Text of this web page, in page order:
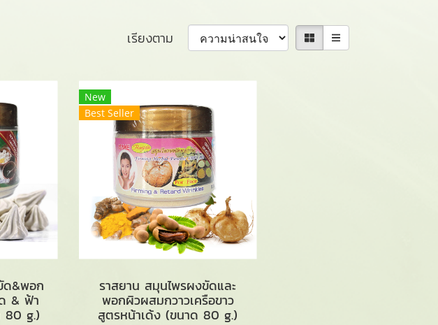
เรียงตาม
ด&พอก
& ฟ้า
80 g.)
New
Best Seller
ราสยาน สมุนไพรผงขัดและ
พอกผิวผสมกวาวเครือขาว
สูตรหน้าเด้ง (ขนาด 80 g.)